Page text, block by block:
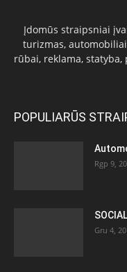
Įdomūs straipsniai
turizmas,
rūbai, reklama, statyba,
POPULIARŪS
Rgp 9,
Gru 4,